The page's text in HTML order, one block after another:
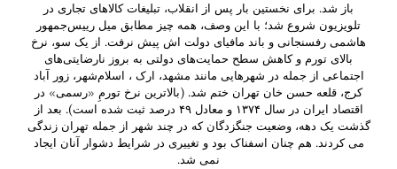
باز شد. برای نخستین بار پس از انقلاب، تبلیغات کالاهای تجاری در
تلویزیون شروع شد؛ با این وصف، همه چیز مطابق میل رییس‌جمهور
هاشمی رفسنجانی و باند مافیای دولت اش پیش نرفت. از یک سو، نرخ
بالای تورم و کاهش سطح حمایت‌های دولتی به بروز نارضایتی‌های
اجتماعی از جمله در شهرهایی مانند مشهد، ارک ، اسلام‌شهر، زور آباد
کرج، قلعه حسن خان تهران ختم شد. (بالاترین نرخ تورمِ «رسمی» در
اقتصاد ایران در سال ۱۳۷۴ و معادل ۴۹ درصد ثبت شده است). بعد از
گذشت یک دهه، وضعیت جنگزدگان که در چند شهر از جمله تهران زندگی
می کردند. هم چنان اسفناک بود و تغییری در شرایط دشوار آنان ایجاد
نمی شد.